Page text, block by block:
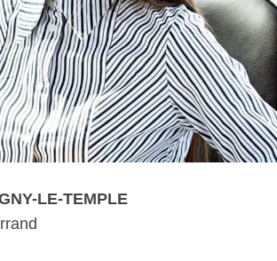
LE-TEMPLE